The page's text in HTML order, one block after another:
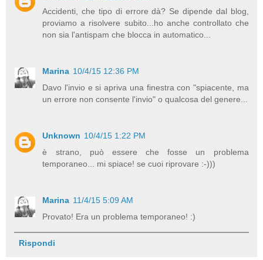
Accidenti, che tipo di errore dà? Se dipende dal blog,
proviamo a risolvere subito...ho anche controllato che
non sia l'antispam che blocca in automatico...
Marina 10/4/15 12:36 PM
Davo l'invio e si apriva una finestra con "spiacente, ma
un errore non consente l'invio" o qualcosa del genere...
Unknown 10/4/15 1:22 PM
è strano, può essere che fosse un problema
temporaneo... mi spiace! se cuoi riprovare :-)))
Marina 11/4/15 5:09 AM
Provato! Era un problema temporaneo! :)
Rispondi